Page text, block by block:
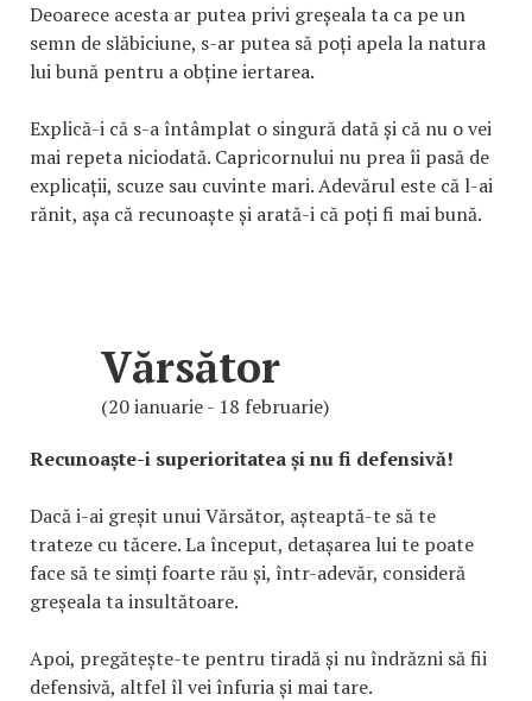
Deoarece acesta ar putea privi greșeala ta ca pe un
semn de slăbiciune, s-ar putea să poți apela la natura
lui bună pentru a obține iertarea.
Explică-i că s-a întâmplat o singură dată și că nu o vei
mai repeta niciodată. Capricornului nu prea îi pasă de
explicații, scuze sau cuvinte mari. Adevărul este că l-ai
rănit, așa că recunoaște și arată-i că poți fi mai bună.
Vărsător
(20 ianuarie - 18 februarie)
Recunoaște-i superioritatea și nu fi defensivă!
Dacă i-ai greșit unui Vărsător, așteaptă-te să te
trateze cu tăcere. La început, detașarea lui te poate
face să te simți foarte rău și, într-adevăr, consideră
greșeala ta insultătoare.
Apoi, pregătește-te pentru tiradă și nu îndrăzni să fii
defensivă, altfel îl vei înfuria și mai tare.